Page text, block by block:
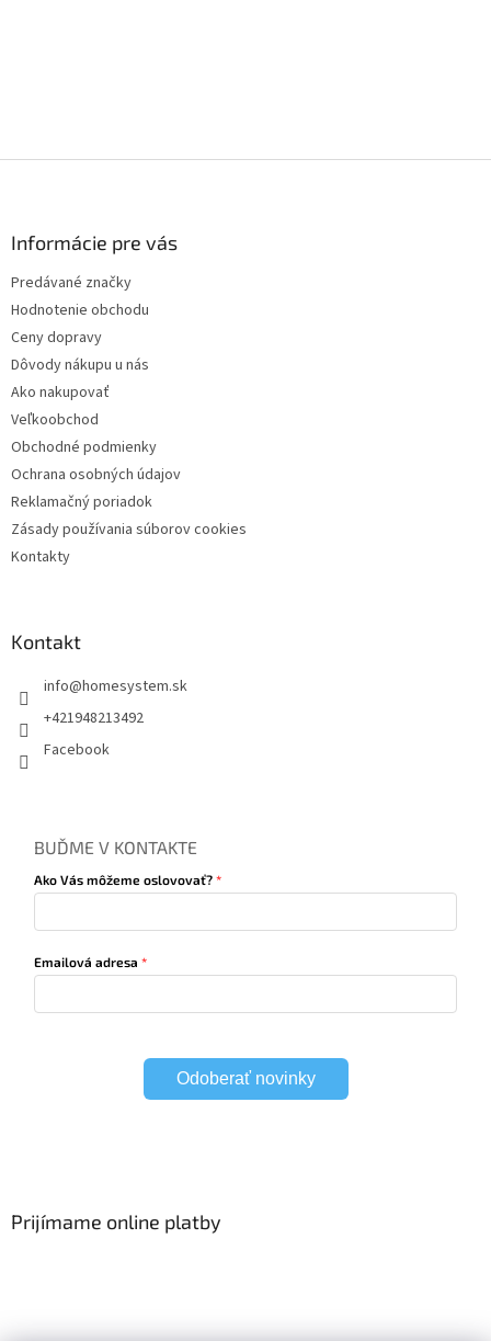
Informácie pre vás
Predávané značky
Hodnotenie obchodu
Ceny dopravy
Dôvody nákupu u nás
Ako nakupovať
Veľkoobchod
Obchodné podmienky
Ochrana osobných údajov
Reklamačný poriadok
Zásady používania súborov cookies
Kontakty
Kontakt
info@homesystem.sk
+421948213492
Facebook
BUĎME V KONTAKTE
Ako Vás môžeme oslovovať?
Emailová adresa
Odoberať novinky
Prijímame online platby